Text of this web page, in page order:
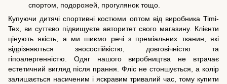
спортом, подорожей, прогулянок тощо.
Купуючи дитячі спортивні костюми оптом від виробника Timi-
Tex, ви суттєво підвищуєте авторитет свого магазину. Клієнти
цінують якість, а ми шиємо речі з преміальних тканин, які
відрізняються зносостійкістю, довговічністю та
гіпоалергенністю. Одяг нашого виробництва не втрачає
естетичний вигляд після прання. Фліс не стоншується, а колір
залишається насиченим і яскравим тривалий час, тому купити